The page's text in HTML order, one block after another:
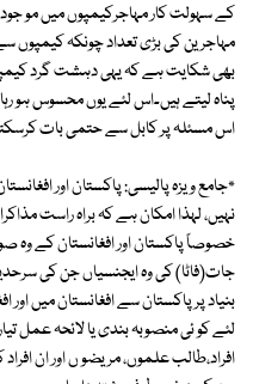
کے سہولت کار مہاجرکیمپوں میں مو
مہاجرین کی بڑی تعداد چونکہ کیمپوں
بھی شکایت ہے کہ یہی دہشت گرد
پناہ لیتے ہیں۔اس لئے یوں محسوس ہو
اس مسئلہ پر کابل سے حتمی بات
٭جامع ویزہ پالیسی: پاکستان اور
نہیں، لہذا امکان ہے کہ براہ راست
خصوصاً پاکستان اور افغانستان کے وہ
جات(فاٹا) کی وہ ایجنسیاں جن کی
بنیاد پر پاکستان سے افغانستان میں
لئے کو ئی منصوبہ بندی یا لائحہ عمل
افراد،طالب علموں، مریضو ں اور ان